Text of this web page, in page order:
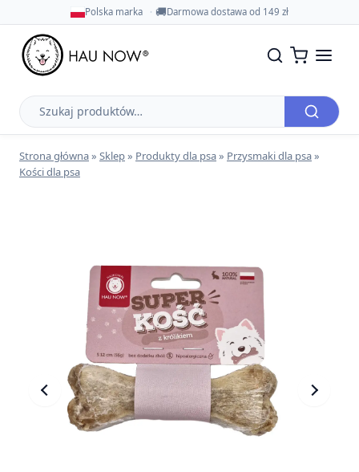
Polska marka 🚚Darmowa dostawa od 149 zł
Szukaj
produktów
Strona główna» Sklep» Produkty dla psa» Przysmaki dla psa»
Kości dla psa